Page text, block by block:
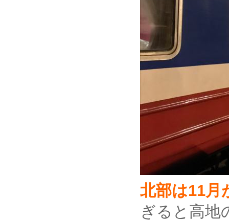
北部は11月
ぎると高地